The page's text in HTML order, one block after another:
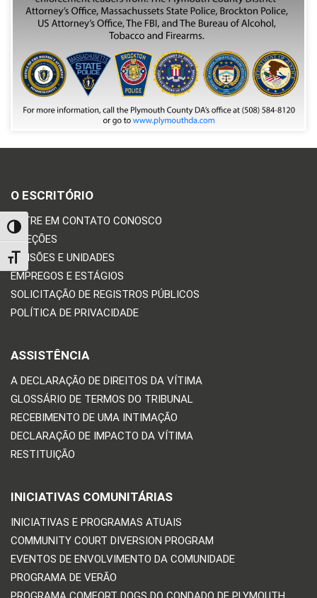
TOGGLE HIGH CONTRAST
TOGGLE FONT SIZE
O ESCRITÓRIO
ENTRE EM CONTATO CONOSCO
DIREÇÕES
DIVISÕES E UNIDADES
EMPREGOS E ESTÁGIOS
SOLICITAÇÃO DE REGISTROS PÚBLICOS
POLÍTICA DE PRIVACIDADE
ASSISTÊNCIA
A DECLARAÇÃO DE DIREITOS DA VÍTIMA
GLOSSÁRIO DE TERMOS DO TRIBUNAL
RECEBIMENTO DE UMA INTIMAÇÃO
DECLARAÇÃO DE IMPACTO DA VÍTIMA
RESTITUIÇÃO
INICIATIVAS COMUNITÁRIAS
INICIATIVAS E PROGRAMAS ATUAIS
COMMUNITY COURT DIVERSION PROGRAM
EVENTOS DE ENVOLVIMENTO DA COMUNIDADE
PROGRAMA DE VERÃO